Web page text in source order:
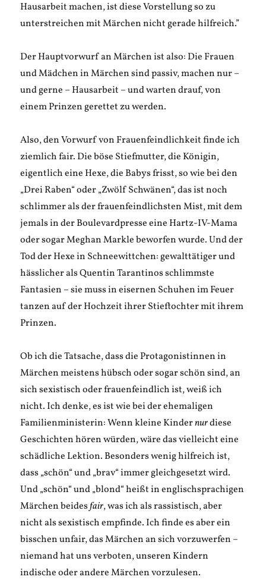
Hausarbeit machen, ist diese Vorstellung so zu
unterstreichen mit Märchen nicht gerade hilfreich.”
Der Hauptvorwurf an Märchen ist also: Die Frauen
und Mädchen in Märchen sind passiv, machen nur –
und gerne – Hausarbeit – und warten drauf, von
einem Prinzen gerettet zu werden.
Also, den Vorwurf von Frauenfeindlichkeit finde ich
ziemlich fair. Die böse Stiefmutter, die Königin,
eigentlich eine Hexe, die Babys frisst, so wie bei den
„Drei Raben“ oder „Zwölf Schwänen“, das ist noch
schlimmer als der frauenfeindlichsten Mist, mit dem
jemals in der Boulevardpresse eine Hartz-IV-Mama
oder sogar Meghan Markle beworfen wurde. Und der
Tod der Hexe in Schneewittchen: gewalttätiger und
hässlicher als Quentin Tarantinos schlimmste
Fantasien – sie muss in eisernen Schuhen im Feuer
tanzen auf der Hochzeit ihrer Stieftochter mit ihrem
Prinzen.
Ob ich die Tatsache, dass die Protagonistinnen in
Märchen meistens hübsch oder sogar schön sind, an
sich sexistisch oder frauenfeindlich ist, weiß ich
nicht. Ich denke, es ist wie bei der ehemaligen
Familienministerin: Wenn kleine Kindernurdiese
Geschichten hören würden, wäre das vielleicht eine
schädliche Lektion. Besonders wenig hilfreich ist,
dass „schön“ und „brav“ immer gleichgesetzt wird.
Und „schön“ und „blond“ heißt in englischsprachigen
Märchen beidesfair, was ich als rassistisch, aber
nicht als sexistisch empfinde. Ich finde es aber ein
bisschen unfair, das Märchen an sich vorzuwerfen –
niemand hat uns verboten, unseren Kindern
indische oder andere Märchen vorzulesen.